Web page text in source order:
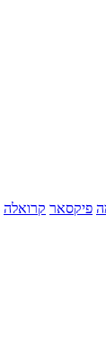
פיקסאר קרואלה